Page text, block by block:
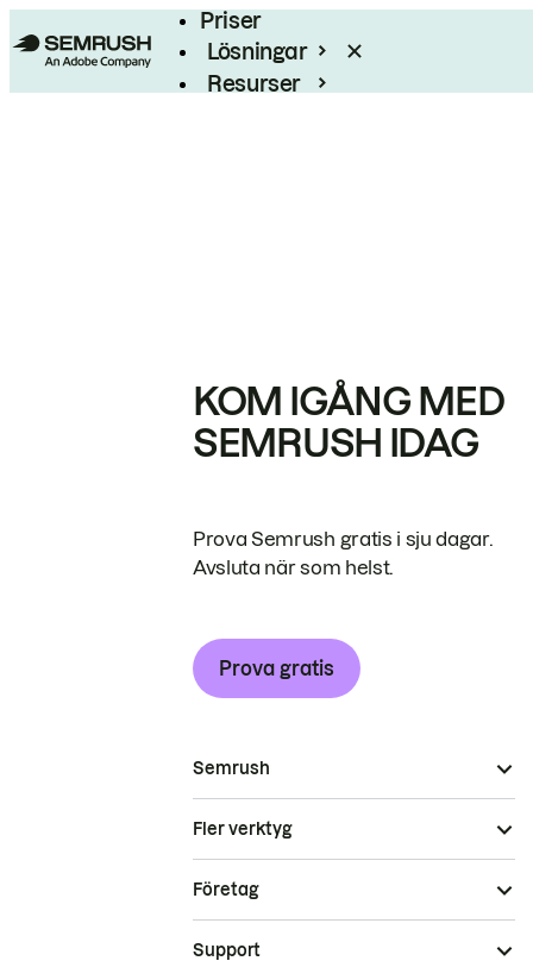
Priser
Lösningar
Resurser
KOM IGÅNG MED
SEMRUSH IDAG
Prova Semrush gratis i sju dagar.
Avsluta när som helst.
Prova gratis
Semrush
Fler verktyg
Företag
Support